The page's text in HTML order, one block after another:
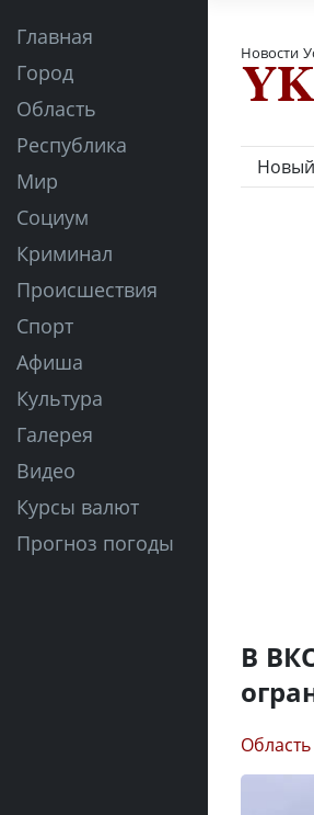
Главная
Город
Область
Республика
Мир
Социум
Криминал
Происшествия
Спорт
Афиша
Культура
Галерея
Видео
Курсы валют
Прогноз погоды
Новости
Новый
В
Область